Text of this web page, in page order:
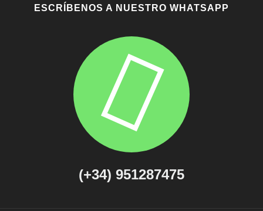
ESCRÍBENOS A NUESTRO WHATSAPP
(+34) 951287475